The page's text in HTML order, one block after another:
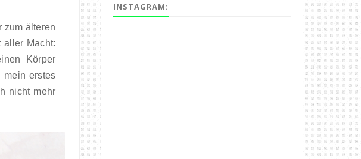
zum älteren
aller Macht:
Körper
erstes
nicht mehr
INSTAGRAM: